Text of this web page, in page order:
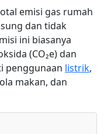
emisi gas rumah
dan tidak
ini biasanya
(CO₂e) dan
penggunaan listrik,
makan, dan